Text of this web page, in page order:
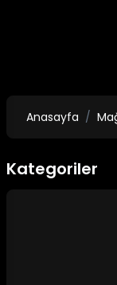
Anasayfa
Kategoriler